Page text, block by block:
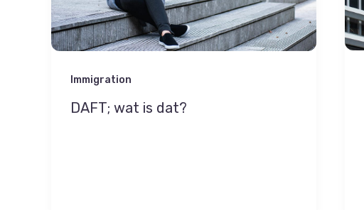
Immigration
DAFT; wat is dat?